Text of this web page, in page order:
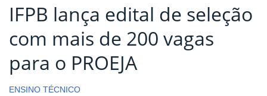
IFPB lança edital de seleção
com mais de 200 vagas
para o PROEJA
ENSINO TÉCNICO